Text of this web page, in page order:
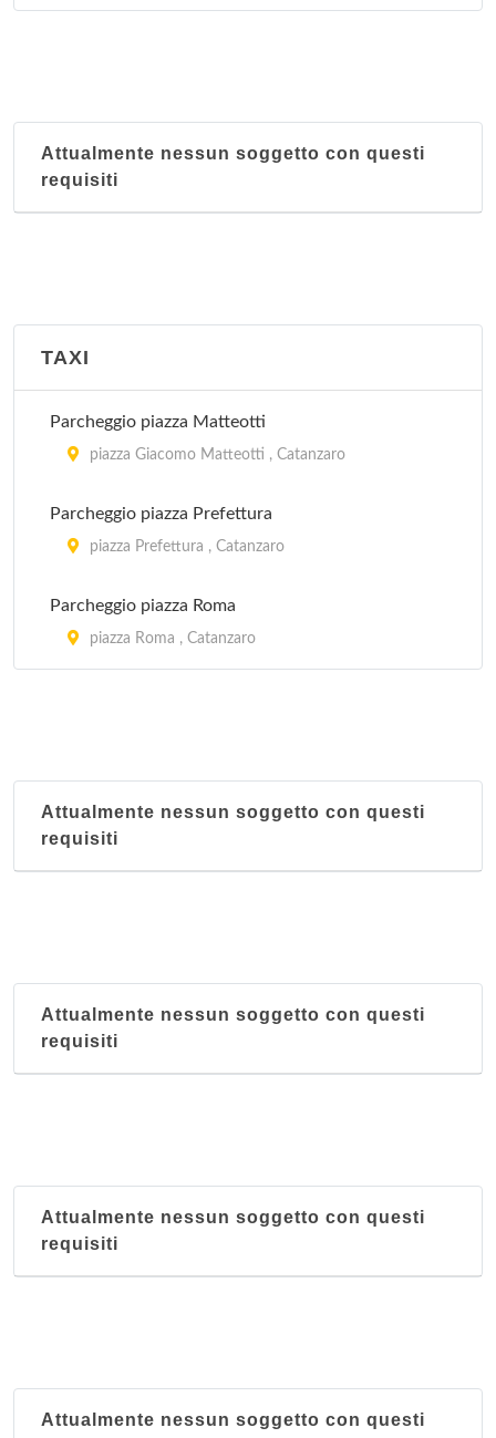
Attualmente nessun soggetto con questi
requisiti
TAXI
Parcheggio piazza Matteotti
piazza Giacomo Matteotti , Catanzaro
Parcheggio piazza Prefettura
piazza Prefettura , Catanzaro
Parcheggio piazza Roma
piazza Roma , Catanzaro
Attualmente nessun soggetto con questi
requisiti
Attualmente nessun soggetto con questi
requisiti
Attualmente nessun soggetto con questi
requisiti
Attualmente nessun soggetto con questi